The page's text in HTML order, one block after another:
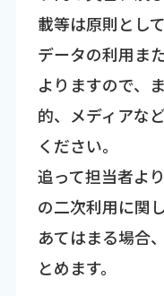
載等は原則とし
データの利用ま
よりますので、
的、メディアな
ください。
追って担当者よ
の二次利用に関
あてはまる場合
とめます。